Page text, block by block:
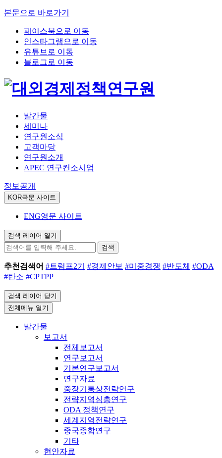
본문으로 바로가기
페이스북으로 이동
인스타그램으로 이동
유튜브로 이동
블로그로 이동
발간물
세미나
연구원소식
고객마당
연구원소개
APEC 연구컨소시엄
정보공개
KOR국문 사이트
ENG영문 사이트
검색 레이어 열기
검색
추천검색어 #트럼프2기 #경제안보 #미중경쟁 #반도체 #ODA
#탄소 #CPTPP
검색 레이어 닫기
전체메뉴 열기
발간물
보고서
전체보고서
연구보고서
기본연구보고서
연구자료
중장기통상전략연구
전략지역심층연구
ODA 정책연구
세계지역전략연구
중국종합연구
기타
현안자료